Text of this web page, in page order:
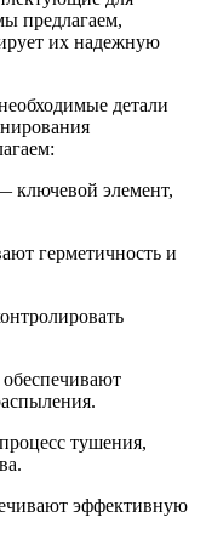
предлагаем,
их надежную
детали
ключевой элемент,
герметичность и
тушения,
эффективную